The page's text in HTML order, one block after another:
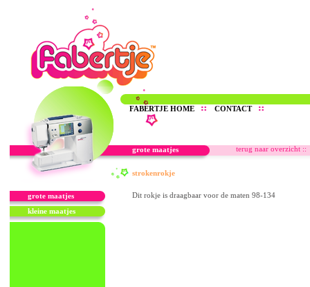
grote maatjes
kleine maatjes
FABERTJE HOME CONTACT
grote maatjes terug naar overzicht ::
strokenrokje
Dit rokje is draagbaar voor de maten 98-134